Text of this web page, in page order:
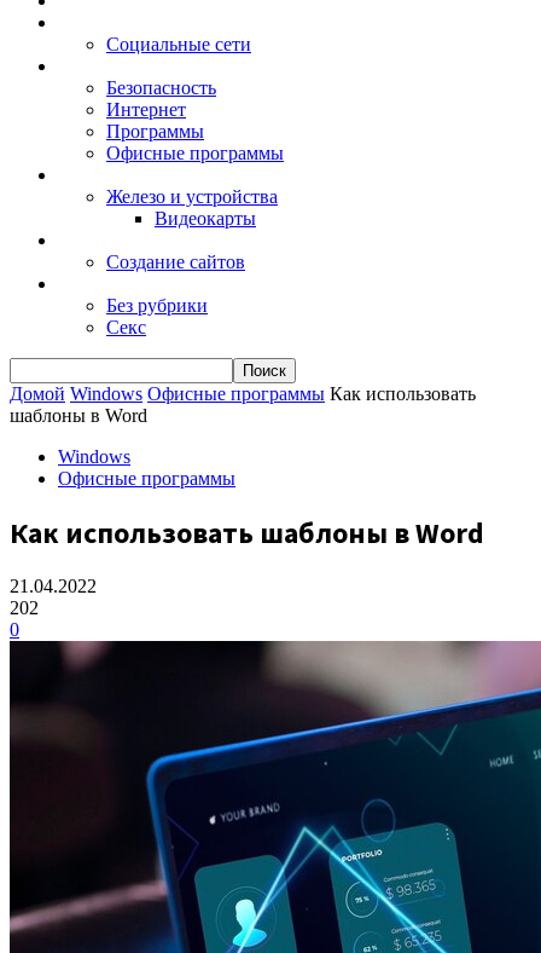
Социальные сети
Безопасность
Интернет
Программы
Офисные программы
Железо и устройства
Видеокарты
Создание сайтов
Без рубрики
Секс
Домой Windows Офисные программы Как использовать
шаблоны в Word
Windows
Офисные программы
Как использовать шаблоны в Word
21.04.2022
202
0